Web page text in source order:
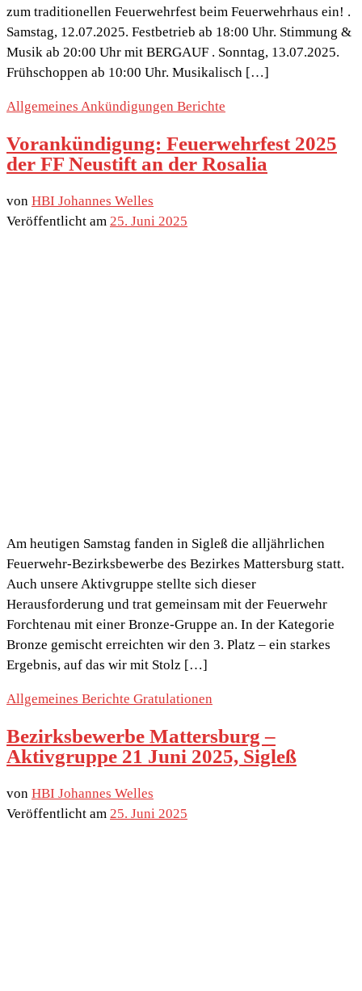
zum traditionellen Feuerwehrfest beim Feuerwehrhaus ein! .
Samstag, 12.07.2025. Festbetrieb ab 18:00 Uhr. Stimmung &
Musik ab 20:00 Uhr mit BERGAUF . Sonntag, 13.07.2025.
Frühschoppen ab 10:00 Uhr. Musikalisch […]
Allgemeines Ankündigungen Berichte
Vorankündigung: Feuerwehrfest 2025
der FF Neustift an der Rosalia
von HBI Johannes Welles
Veröffentlicht am 25. Juni 2025
Am heutigen Samstag fanden in Sigleß die alljährlichen
Feuerwehr-Bezirksbewerbe des Bezirkes Mattersburg statt.
Auch unsere Aktivgruppe stellte sich dieser
Herausforderung und trat gemeinsam mit der Feuerwehr
Forchtenau mit einer Bronze-Gruppe an. In der Kategorie
Bronze gemischt erreichten wir den 3. Platz – ein starkes
Ergebnis, auf das wir mit Stolz […]
Allgemeines Berichte Gratulationen
Bezirksbewerbe Mattersburg –
Aktivgruppe 21 Juni 2025, Sigleß
von HBI Johannes Welles
Veröffentlicht am 25. Juni 2025